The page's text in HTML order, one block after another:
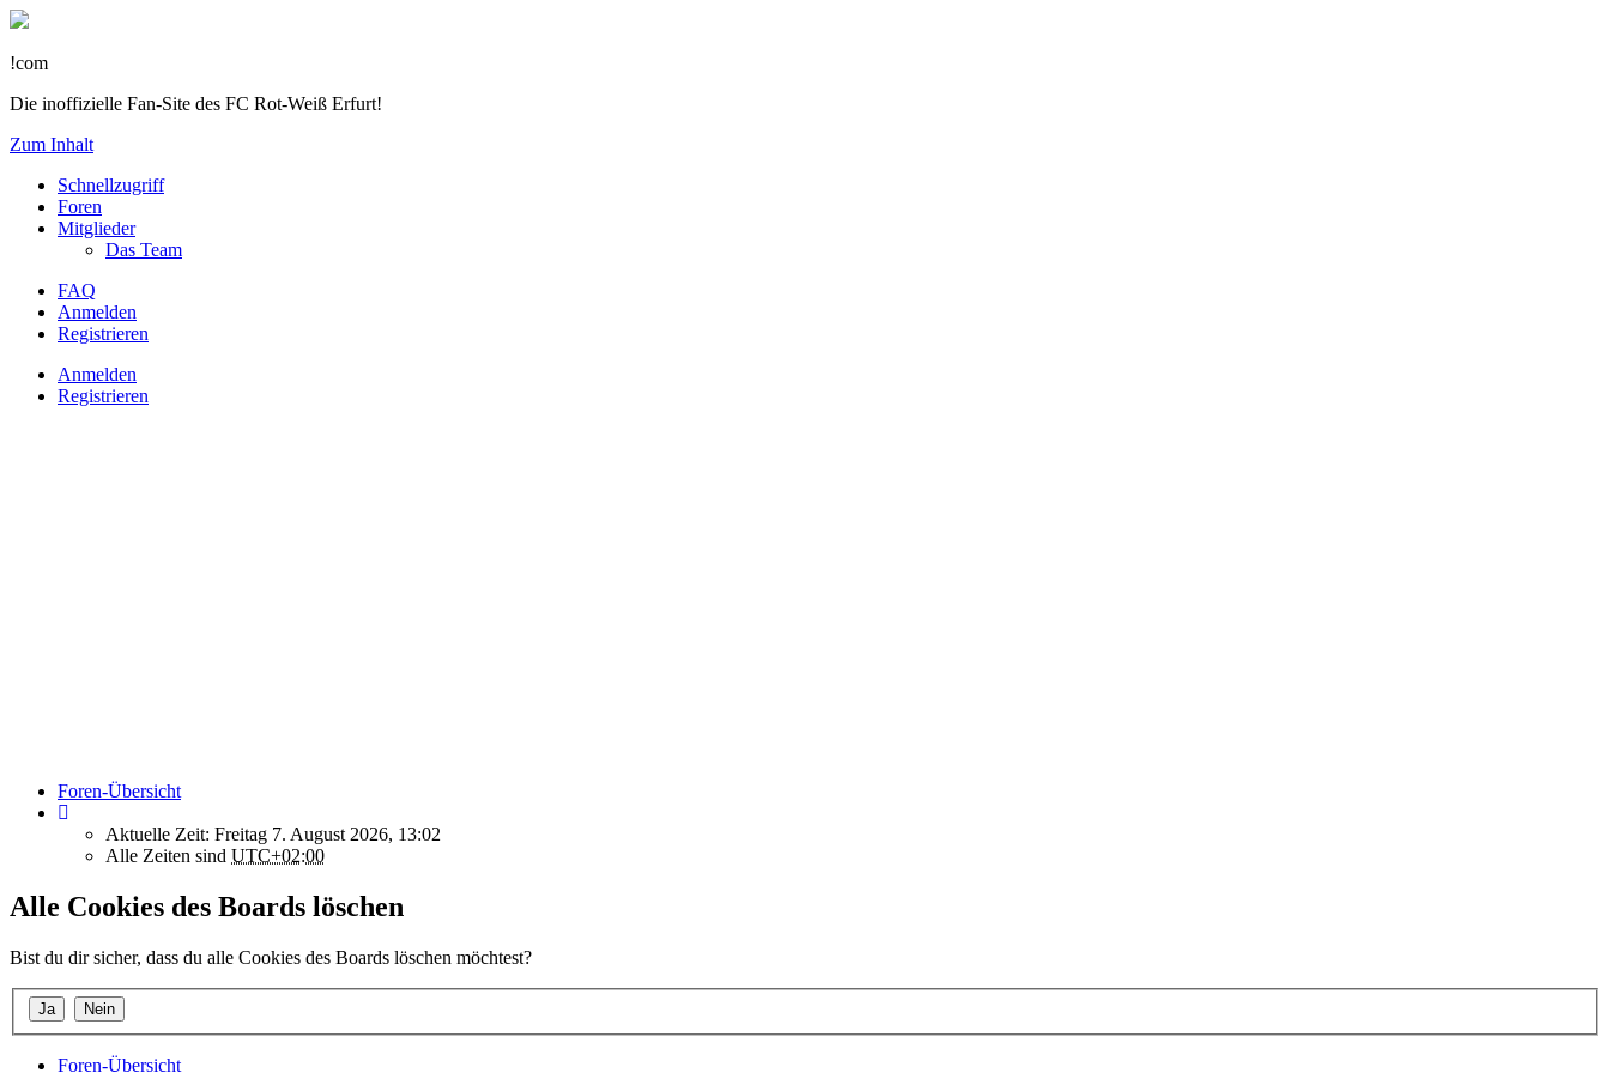
!com
Die inoffizielle Fan-Site des FC Rot-Weiß Erfurt!
Zum Inhalt
Schnellzugriff
Foren
Mitglieder
Das Team
FAQ
Anmelden
Registrieren
Anmelden
Registrieren
Foren-Übersicht
Aktuelle Zeit: Freitag 7. August 2026, 13:02
Alle Zeiten sind UTC+02:00
Alle Cookies des Boards löschen
Bist du dir sicher, dass du alle Cookies des Boards löschen möchtest?
Foren-Übersicht